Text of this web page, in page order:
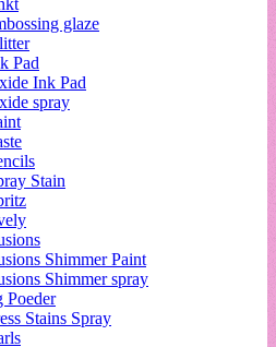
glaze
Pad
Ink Pad
spray
Stain
Shimmer Paint
Shimmer spray
Poeder
Stains Spray